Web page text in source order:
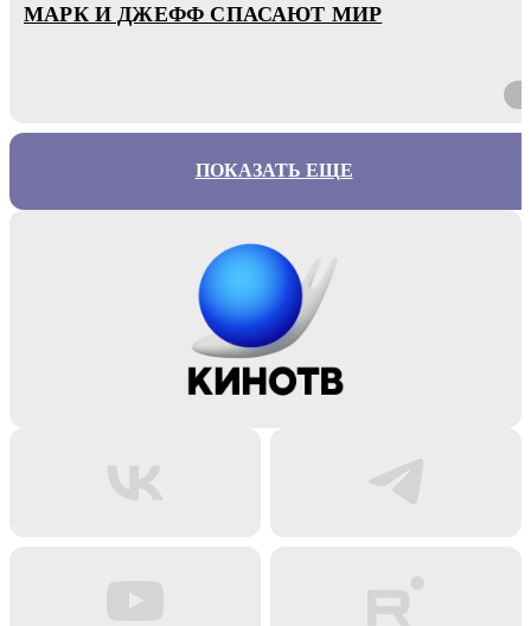
МАРК И ДЖЕФФ СПАСАЮТ МИР
ПОКАЗАТЬ ЕЩЕ